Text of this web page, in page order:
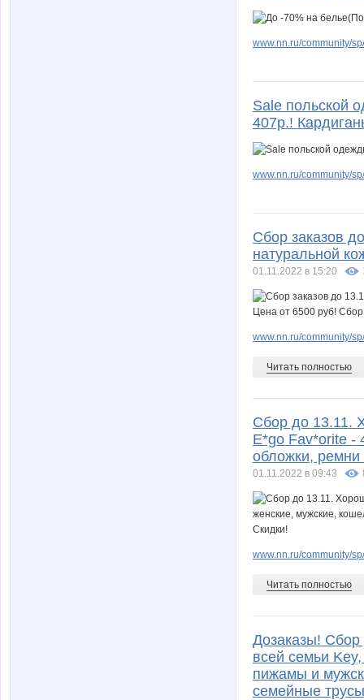
www.nn.ru/community/
Sale польской
407р.!
www.nn.ru/community/
Сбор заказов
натуральной
01.11.2022 в 15:20
www.nn.ru/community/
Читать полностью
Сбор до 13.11.
E*go Fav*orite -
обложки, ремни
01.11.2022 в 09:43
www.nn.ru/community/
Читать полностью
Дозаказы!
всей семьи
пижамы и
семейные